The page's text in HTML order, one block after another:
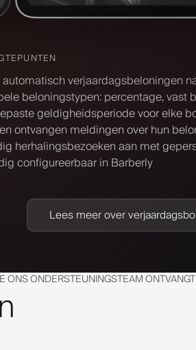
automatisch verjaardagsbeloningen
beloningstypen: percentage, vast
geldigheidsperiode voor elke
ontvangen meldingen over hun
herhalingsbezoeken aan met
configureerbaar in Barberly
Lees meer over
ONS ONDERSTEUNINGSTEAM ONTVANGT